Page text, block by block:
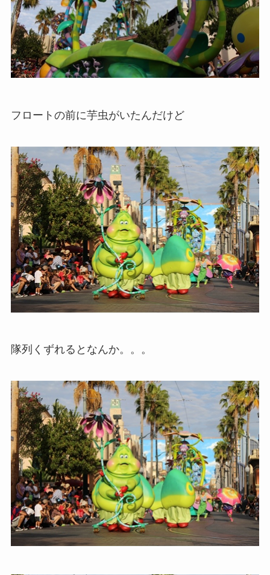
フロートの前に芋虫がいたんだけど
隊列くずれるとなんか。。。